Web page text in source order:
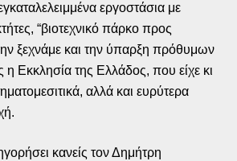
εργοστάσια με
“βιοτεχνικό πάρκο προς
ξεχνάμε και την ύπαρξη πρόθυμων
Εκκλησία της Ελλάδος, που είχε κι
αλλά και ευρύτερα
κανείς τον Δημήτρη